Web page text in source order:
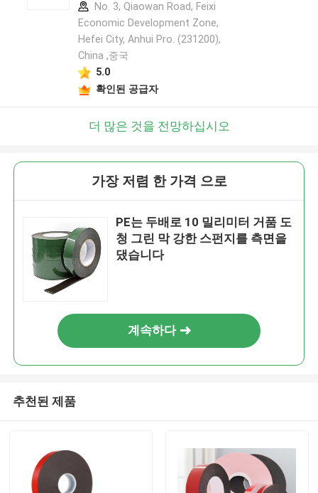
No. 3, Qiaowan Road, Feixi
Economic Development Zone,
Hefei City, Anhui Pro. (231200),
China ,중국
5.0
확인된 공급자
더 많은 것을 전망하십시오
가장 저렴 한 가격 으로
PE는 두배로 10 밀리미터 거품 도
청 그린 막 강한 스펀지를 측면을
댔습니다
계속하다
추천된 제품